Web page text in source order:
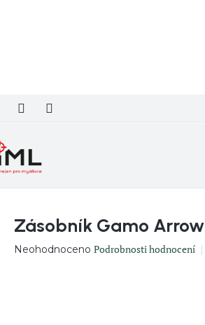
Zásobník Gamo Arrow
Průměrné
Neohodnoceno Podrobnosti hodnocení